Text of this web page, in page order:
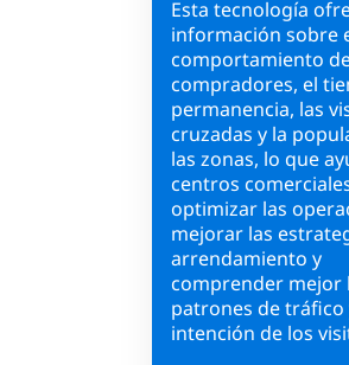
Esta tecnología
información sobre
comportamiento
compradores, el
permanencia, las
cruzadas y la
las zonas, lo que
centros
optimizar las
mejorar las
arrendamiento y
comprender mejor
patrones de tráfico
intención de los